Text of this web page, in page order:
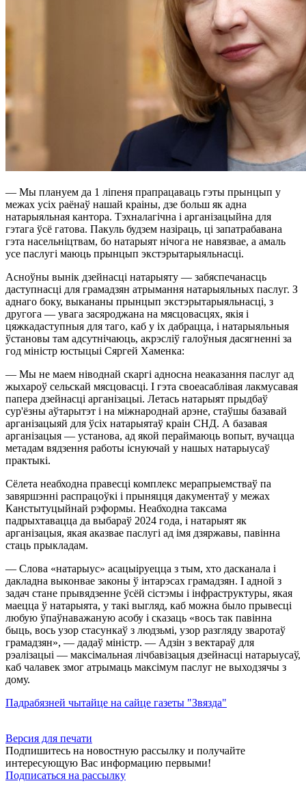
— Мы плануем да 1 ліпеня прапрацаваць гэты прынцып у
межах усіх раёнаў нашай краіны, дзе больш як адна
натарыяльная кантора. Тэхналагічна і арганізацыйна для
гэтага ўсё гатова. Пакуль будзем назіраць, ці запатрабавана
гэта насельніцтвам, бо натарыят нічога не навязвае, а амаль
усе паслугі маюць прынцып экстэрытарыяльнасці.
Асноўны вынік дзейнасці натарыяту — забяспечанасць
даступнасці для грамадзян атрымання натарыяльных паслуг. З
аднаго боку, выкананы прынцып экстэрытарыяльнасці, з
другога — увага засяроджана на мясцовасцях, якія і
цяжкадаступныя для таго, каб у іх дабрацца, і натарыяльныя
ўстановы там адсутнічаюць, акрэсліў галоўныя дасягненні за
год міністр юстыцыі Сяргей Хаменка:
— Мы не маем ніводнай скаргі адносна неаказання паслуг ад
жыхароў сельскай мясцовасці. І гэта своеасаблівая лакмусавая
папера дзейнасці арганізацыі. Летась натарыят прыдбаў
сур'ёзны аўтарытэт і на міжнароднай арэне, стаўшы базавай
арганізацыяй для ўсіх натарыятаў краін СНД. А базавая
арганізацыя — установа, ад якой пераймаюць вопыт, вучацца
метадам вядзення работы існуючай у нашых натарыусаў
практыкі.
Сёлета неабходна правесці комплекс мерапрыемстваў па
завяршэнні распрацоўкі і прыняцця дакументаў у межах
Канстытуцыйнай рэформы. Неабходна таксама
падрыхтавацца да выбараў 2024 года, і натарыят як
арганізацыя, якая аказвае паслугі ад імя дзяржавы, павінна
стаць прыкладам.
— Слова «натарыус» асацыіруецца з тым, хто дасканала і
дакладна выконвае законы ў інтарэсах грамадзян. І адной з
задач стане прывядзенне ўсёй сістэмы і інфраструктуры, якая
маецца ў натарыята, у такі выгляд, каб можна было прывесці
любую ўпаўнаважаную асобу і сказаць «вось так павінна
быць, вось узор стасункаў з людзьмі, узор разгляду зваротаў
грамадзян», — дадаў міністр. — Адзін з вектараў для
рэалізацыі — максімальная лічбавізацыя дзейнасці натарыусаў,
каб чалавек змог атрымаць максімум паслуг не выходзячы з
дому.
Падрабязней чытайце на сайце газеты "Звязда"
Версия для печати
Подпишитесь на новостную рассылку и получайте
интересующую Вас информацию первыми!
Подписаться на рассылку